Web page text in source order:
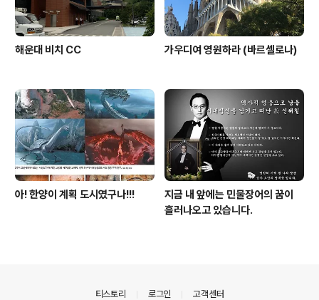
해운대 비치 CC 가우디여 영원하라 (바르셀로나)
아! 한양이 계획 도시였구나!!!
지금 내 앞에는 민물장어의 꿈이
흘러나오고 있습니다.
티스토리 로그인 고객센터